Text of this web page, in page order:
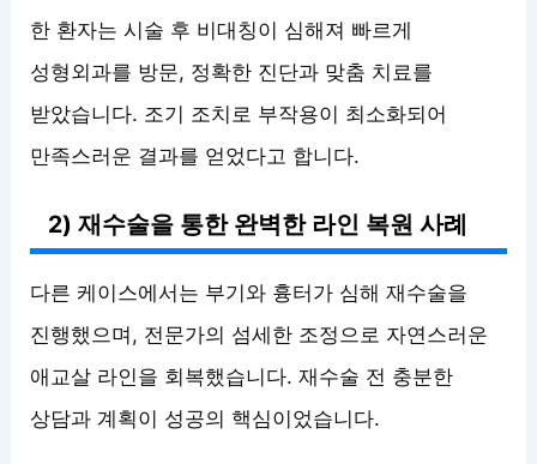
한 환자는 시술 후 비대칭이 심해져 빠르게
성형외과를 방문, 정확한 진단과 맞춤 치료를
받았습니다. 조기 조치로 부작용이 최소화되어
만족스러운 결과를 얻었다고 합니다.
2) 재수술을 통한 완벽한 라인 복원 사례
다른 케이스에서는 부기와 흉터가 심해 재수술을
진행했으며, 전문가의 섬세한 조정으로 자연스러운
애교살 라인을 회복했습니다. 재수술 전 충분한
상담과 계획이 성공의 핵심이었습니다.